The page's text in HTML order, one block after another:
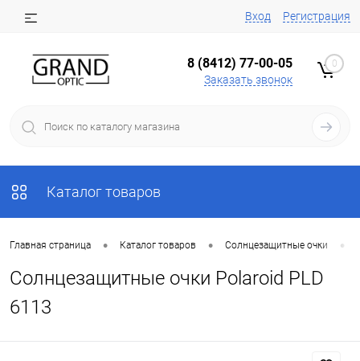
Вход Регистрация
8 (8412) 77-00-05
Заказать звонок
0
Каталог товаров
Главная страница • Каталог товаров • Солнцезащитные очки •
Солнцезащитные очки Polaroid PLD
6113